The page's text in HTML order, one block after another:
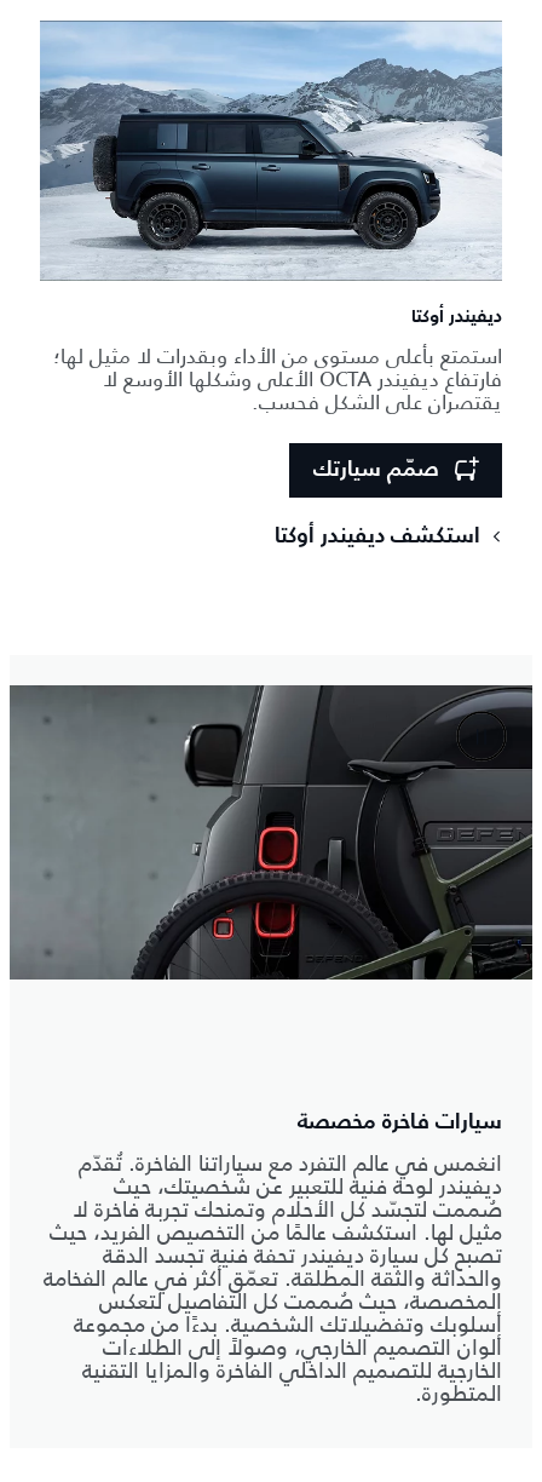
ديفيندر أوكتا
استمتع بأعلى مستوى من الأداء وبقدرات لا مثيل لها؛
فارتفاع ديفيندر OCTA الأعلى وشكلها الأوسع لا
يقتصران على الشكل فحسب.
صمّم سيارتك
استكشف ديفيندر أوكتا
سيارات فاخرة مخصصة
انغمس في عالم التفرد مع سياراتنا الفاخرة. تُقدّم
ديفيندر لوحة فنية للتعبير عن شخصيتك، حيث
صُممت لتجسّد كل الأحلام وتمنحك تجربة فاخرة لا
مثيل لها. استكشف عالمًا من التخصيص الفريد، حيث
تصبح كل سيارة ديفيندر تحفة فنية تجسد الدقة
والحداثة والثقة المطلقة. تعمّق أكثر في عالم الفخامة
المخصصة، حيث صُممت كل التفاصيل لتعكس
أسلوبك وتفضيلاتك الشخصية. بدءًا من مجموعة
ألوان التصميم الخارجي، وصولاً إلى الطلاءات
الخارجية للتصميم الداخلي الفاخرة والمزايا التقنية
المتطورة.